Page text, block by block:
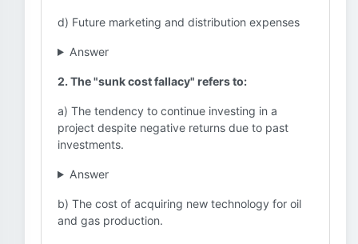
d) Future marketing and distribution expenses
Answer
2. The "sunk cost fallacy" refers to:
a) The tendency to continue investing in a
project despite negative returns due to past
investments.
Answer
b) The cost of acquiring new technology for oil
and gas production.